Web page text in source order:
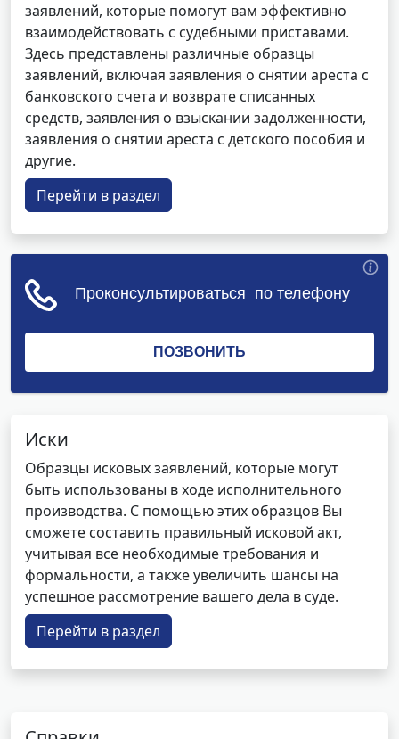
заявлений, которые помогут вам эффективно
взаимодействовать с судебными приставами.
Здесь представлены различные образцы
заявлений, включая заявления о снятии ареста с
банковского счета и возврате списанных
средств, заявления о взыскании задолженности,
заявления о снятии ареста с детского пособия и
другие.
Перейти в раздел
Иски
Образцы исковых заявлений, которые могут
быть использованы в ходе исполнительного
производства. С помощью этих образцов Вы
сможете составить правильный исковой акт,
учитывая все необходимые требования и
формальности, а также увеличить шансы на
успешное рассмотрение вашего дела в суде.
Перейти в раздел